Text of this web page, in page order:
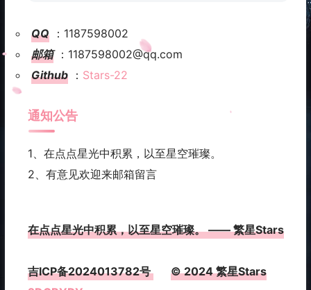
QQ ：1187598002
邮箱 ：1187598002@qq.com
Github ： Stars-22
通知公告
1、在点点星光中积累，以至星空璀璨。
2、有意见欢迎来邮箱留言
在点点星光中积累，以至星空璀璨。 —— 繁星Stars
吉ICP备2024013782号
© 2024 繁星Stars